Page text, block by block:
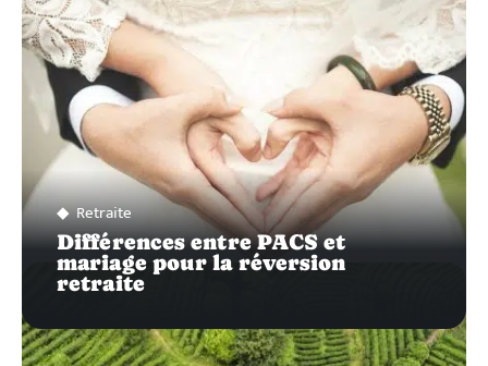
Retraite
Différences entre PACS et
mariage pour la réversion
retraite